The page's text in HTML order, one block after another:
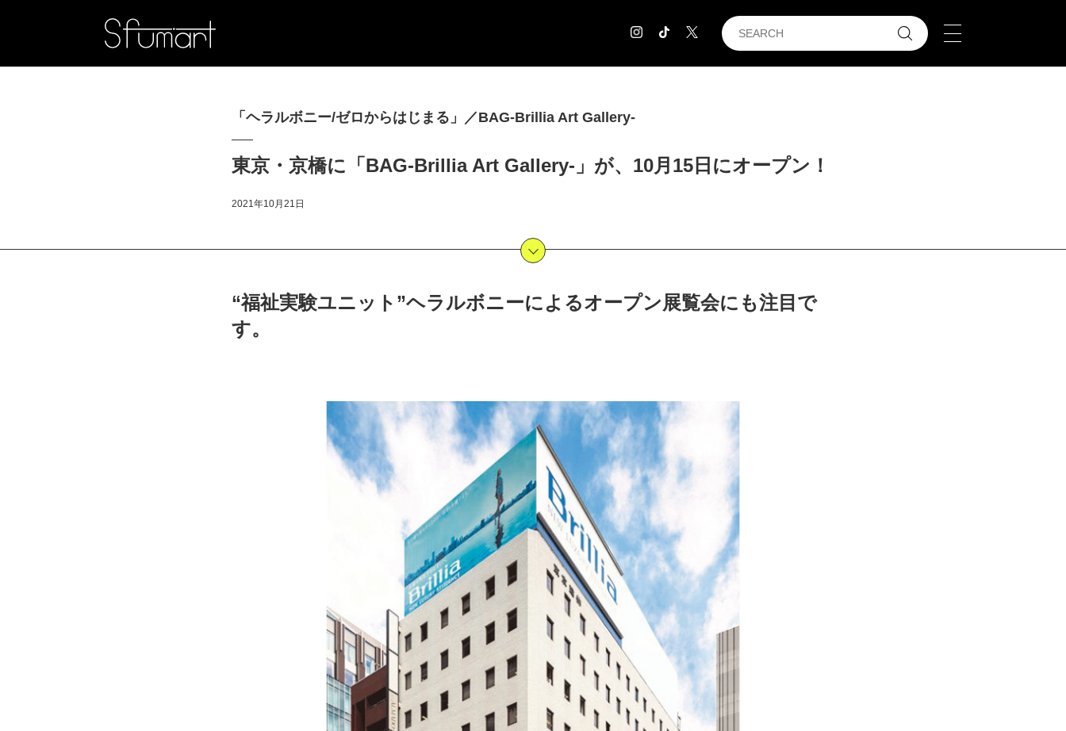
COLUMN コラム記事
EXHIBITION 展覧会情報
お知らせ
「ヘラルボニー/ゼロからはじまる」／BAG-Brillia Art Gallery-
東京・京橋に「BAG-Brillia Art Gallery-」が、10月15日にオープン！
2021年10月21日
“福祉実験ユニット”ヘラルボニーによるオープン展覧会にも注目で
す。